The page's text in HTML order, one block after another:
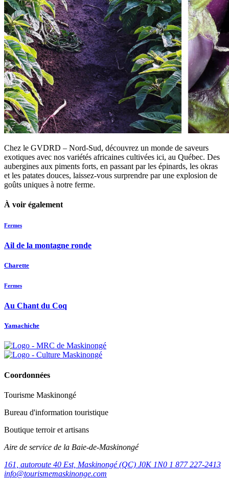
Chez le GVDRD – Nord-Sud, découvrez un monde de saveurs
exotiques avec nos variétés africaines cultivées ici, au Québec. Des
aubergines aux piments forts, en passant par les épinards, les okras
et les patates douces, laissez-vous surprendre par une explosion de
goûts uniques à notre ferme.
À voir également
Fermes
Ail de la montagne ronde
Charette
Fermes
Au Chant du Coq
Yamachiche
Coordonnées
Tourisme Maskinongé
Bureau d'information touristique
Boutique terroir et artisans
Aire de service de la Baie-de-Maskinongé
161, autoroute 40 Est, Maskinongé (QC) J0K 1N0 1 877 227-2413
info@tourismemaskinonge.com